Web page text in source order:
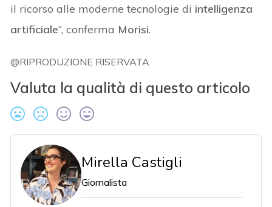
il ricorso alle moderne tecnologie di intelligenza
artificiale“, conferma Morisi.
@RIPRODUZIONE RISERVATA
Valuta la qualità di questo articolo
Mirella Castigli
Giornalista